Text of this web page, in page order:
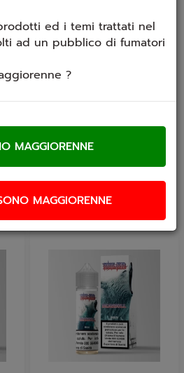
Aroma Tnt Vape
€ 16,50
ed i temi trattati nel
ad un pubblico di fumatori
?
MAGGIORENNE